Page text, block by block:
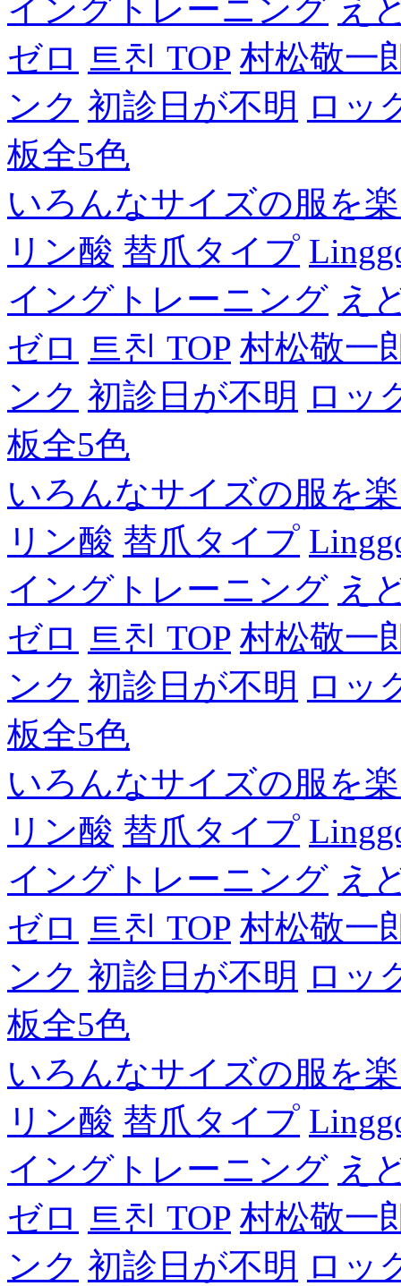
イングトレーニング え
ゼロ 트친 TOP 村松敬一
ンク 初診日が不明 ロッ
板全5色
いろんなサイズの服を
リン酸 替爪タイプ
イングトレーニング え
ゼロ 트친 TOP 村松敬一
ンク 初診日が不明 ロッ
板全5色
いろんなサイズの服を
リン酸 替爪タイプ
イングトレーニング え
ゼロ 트친 TOP 村松敬一
ンク 初診日が不明 ロッ
板全5色
いろんなサイズの服を
リン酸 替爪タイプ
イングトレーニング え
ゼロ 트친 TOP 村松敬一
ンク 初診日が不明 ロッ
板全5色
いろんなサイズの服を
リン酸 替爪タイプ
イングトレーニング え
ゼロ 트친 TOP 村松敬一
ンク 初診日が不明 ロッ